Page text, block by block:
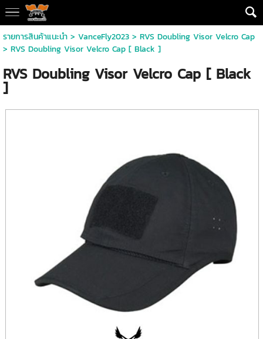
รายการสินค้าแนะนำ> VanceFly2023> RVS Doubling Visor Velcro Cap
> RVS Doubling Visor Velcro Cap [ Black ]
RVS Doubling Visor Velcro Cap [ Black
]